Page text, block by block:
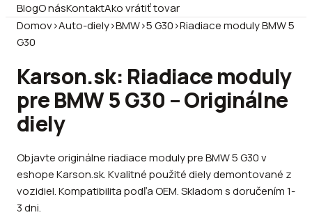
BlogO násKontaktAko vrátiť tovar
Domov›Auto-diely›BMW›5 G30›Riadiace moduly BMW 5
G30
Karson.sk: Riadiace moduly
pre BMW 5 G30 – Originálne
diely
Objavte originálne riadiace moduly pre BMW 5 G30 v
eshope Karson.sk. Kvalitné použité diely demontované z
vozidiel. Kompatibilita podľa OEM. Skladom s doručením 1-
3 dni.